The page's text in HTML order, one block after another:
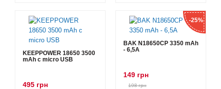
KEEPPOWER 18650 3500
mAh с micro USB
495 грн
-25%
BAK N18650CP 3350 mAh
- 6,5А
149 грн
198 грн